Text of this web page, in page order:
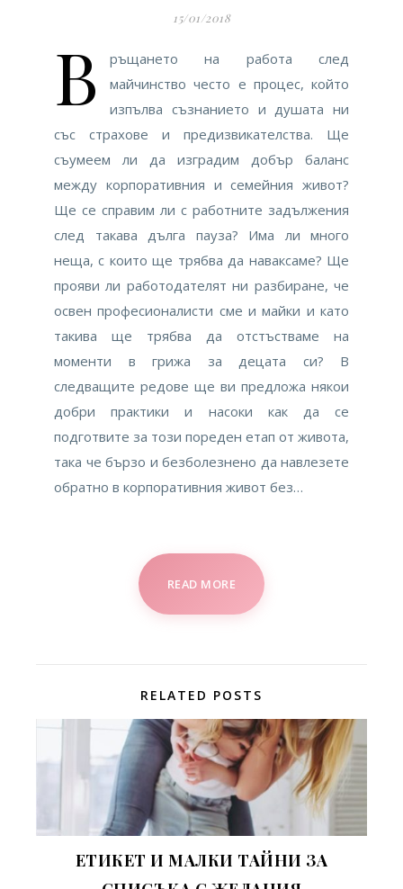
15/01/2018
В
ръщането на работа след
майчинство често е процес, който
изпълва съзнанието и душата ни
със страхове и предизвикателства. Ще
съумеем ли да изградим добър баланс
между корпоративния и семейния живот?
Ще се справим ли с работните задължения
след такава дълга пауза? Има ли много
неща, с които ще трябва да наваксаме? Ще
прояви ли работодателят ни разбиране, че
освен професионалисти сме и майки и като
такива ще трябва да отстъстваме на
моменти в грижа за децата си? В
следващите редове ще ви предложа някои
добри практики и насоки как да се
подготвите за този пореден етап от живота,
така че бързо и безболезнено да навлезете
обратно в корпоративния живот без…
READ MORE
RELATED POSTS
ЕТИКЕТ И МАЛКИ ТАЙНИ ЗА